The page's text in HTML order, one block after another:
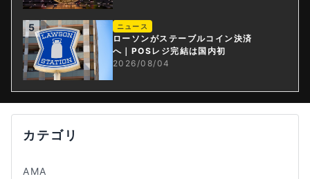
5 ニュース
ローソンがステーブルコイン決済
へ｜POSレジ完結は国内初
2026/08/04
カテゴリ
AMA